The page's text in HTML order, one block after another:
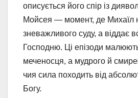
описується його спір із
Мойсея — момент, де Михаїл
зневажливого суду, а віддає
Господню. Ці епізоди
меченосця, а мудрого й
чия сила походить від
Богу.